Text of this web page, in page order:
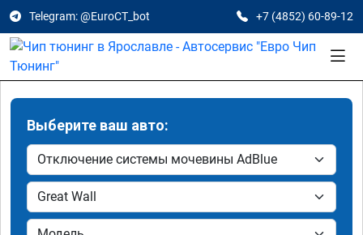
Telegram: @EuroCT_bot +7 (4852) 60-89-12
Выберите ваш авто: